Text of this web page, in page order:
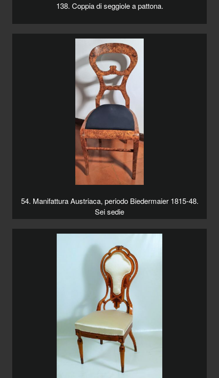
138. Coppia di seggiole a pattona.
54. Manifattura Austriaca, periodo Biedermaier 1815-48.
Sei sedie